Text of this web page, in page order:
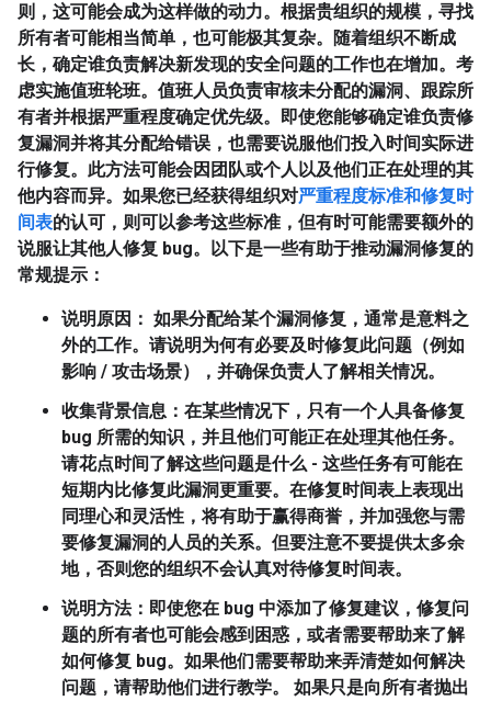
则，这可能会成为这样做的动力。根据贵组织的规模，寻找
所有者可能相当简单，也可能极其复杂。随着组织不断成
长，确定谁负责解决新发现的安全问题的工作也在增加。考
虑实施值班轮班。值班人员负责审核未分配的漏洞、跟踪所
有者并根据严重程度确定优先级。即使您能够确定谁负责修
复漏洞并将其分配给错误，也需要说服他们投入时间实际进
行修复。此方法可能会因团队或个人以及他们正在处理的其
他内容而异。如果您已经获得组织对严重程度标准和修复时
间表的认可，则可以参考这些标准，但有时可能需要额外的
说服让其他人修复 bug。以下是一些有助于推动漏洞修复的
常规提示：
说明原因 ： 如果分配给某个漏洞修复，通常是意料之
外的工作。请说明为何有必要及时修复此问题（例如
影响 / 攻击场景），并确保负责人了解相关情况。
收集背景信息 ：在某些情况下，只有一个人具备修复
bug 所需的知识，并且他们可能正在处理其他任务。
请花点时间了解这些问题是什么 - 这些任务有可能在
短期内比修复此漏洞更重要。在修复时间表上表现出
同理心和灵活性，将有助于赢得商誉，并加强您与需
要修复漏洞的人员的关系。但要注意不要提供太多余
地，否则您的组织不会认真对待修复时间表。
说明方法：即使您在 bug 中添加了修复建议，修复问
题的所有者也可能会感到困惑，或者需要帮助来了解
如何修复 bug。如果他们需要帮助来弄清楚如何解决
问题，请帮助他们进行教学。 如果只是向所有者抛出